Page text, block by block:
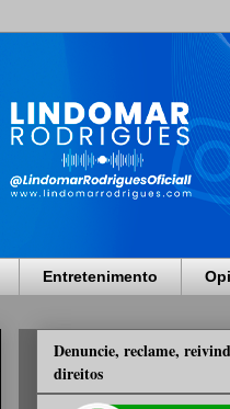
Entretenimento
Denuncie, reclame,
direitos